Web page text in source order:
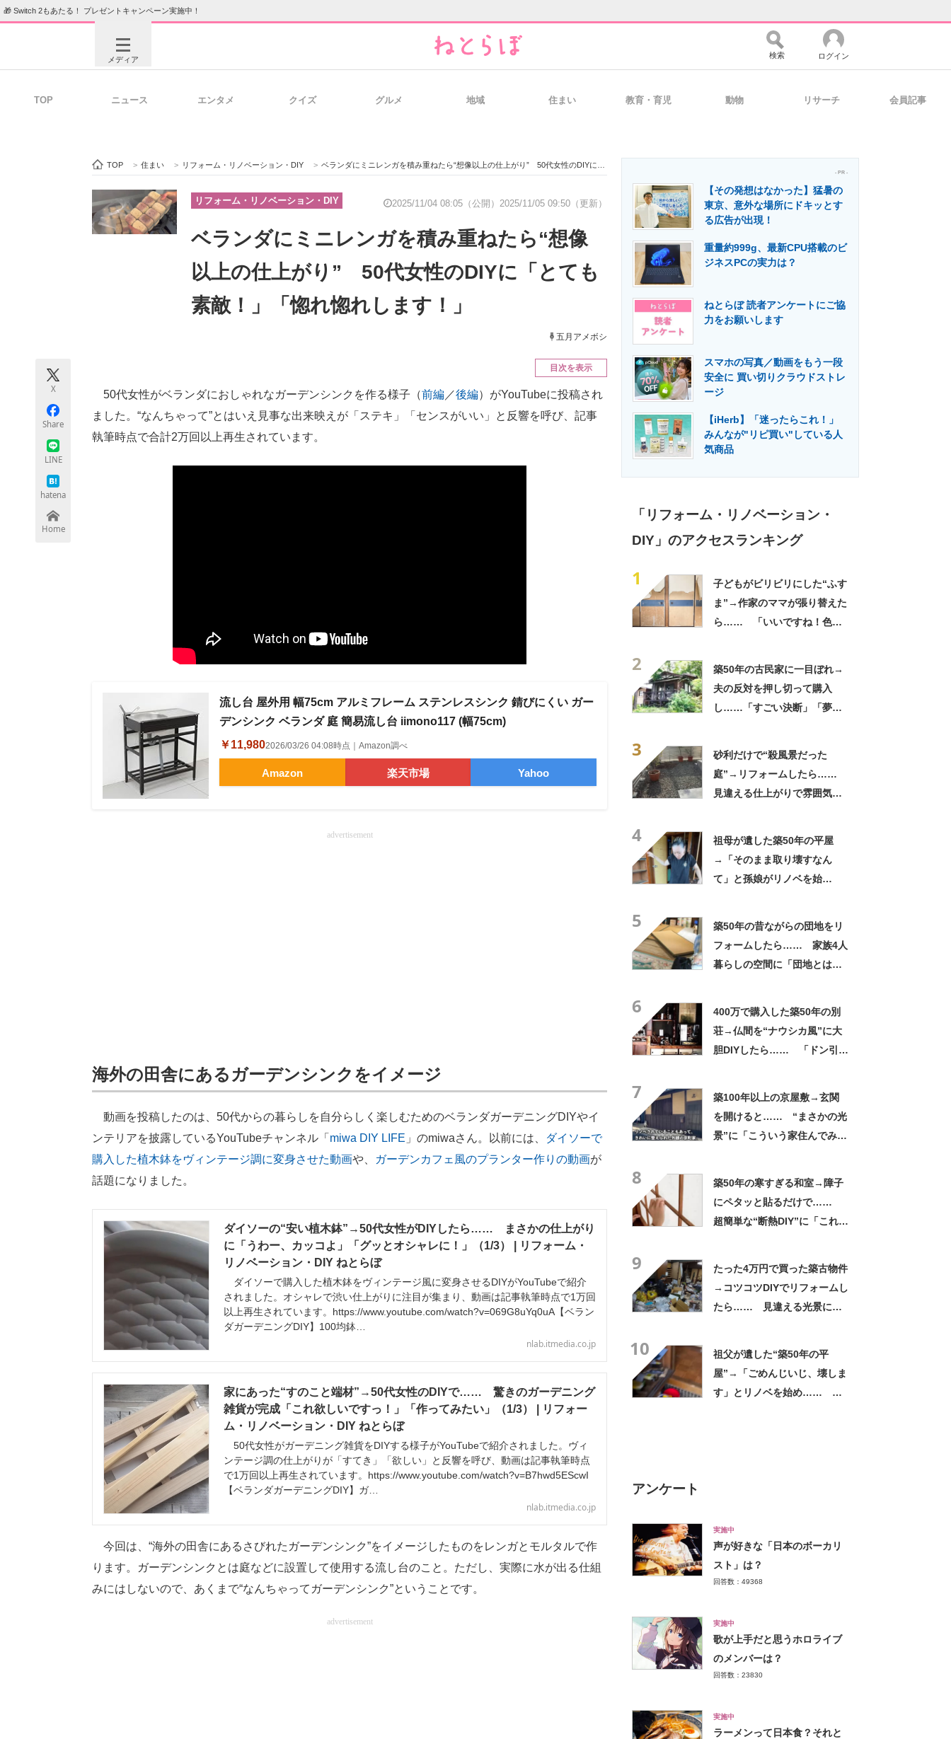
🎁 Switch 2もあたる！ プレゼントキャンペーン実施中！
メディア
ビジネスと働き方のヒント AI活用のいまが分かる 経営リーダーのコミュニティ マーケ×ITの今がよく分かる
ITエンジニア向け専門サイト 企業向けIT製品の総合サイト 製造業のIT導入・活用を支援
エネルギーの専門メディア 建設×テクノロジーの最前線
ちょっと気になるネットの話題
検索 ログイン
TOP ニュース エンタメ クイズ グルメ 地域 住まい 教育・育児 動物 リサーチ 会員記事
TOP > 住まい > リフォーム・リノベーション・DIY > ベランダにミニレンガを積み重ねたら“想像以上の仕上がり” 50代女性のDIYに「とても素敵！」「惚れ惚れします！」
リフォーム・リノベーション・DIY 2025/11/04 08:05（公開） 2025/11/05 09:50（更新）
ベランダにミニレンガを積み重ねたら“想像
以上の仕上がり” 50代女性のDIYに「とても
素敵！」「惚れ惚れします！」
五月アメボシ
X
Share
LINE
hatena
Home
目次を表示
50代女性がベランダにおしゃれなガーデンシンクを作る様子（前編 ／後編）がYouTubeに投稿され
ました。“なんちゃって”とはいえ見事な出来映えが「ステキ」「センスがいい」と反響を呼び、記事
執筆時点で合計2万回以上再生されています。
流し台 屋外用 幅75cm アルミフレーム ステンレスシンク 錆びにくい ガー
デンシンク ベランダ 庭 簡易流し台 iimono117 (幅75cm)
￥11,9802026/03/26 04:08時点｜Amazon調べ
Amazon 楽天市場 Yahoo
advertisement
海外の田舎にあるガーデンシンクをイメージ
動画を投稿したのは、50代からの暮らしを自分らしく楽しむためのベランダガーデニングDIYやイ
ンテリアを披露しているYouTubeチャンネル「 miwa DIY LIFE 」のmiwaさん。以前には、
ダイソーで
購入した植木鉢をヴィンテージ調に変身させた動画や、 ガーデンカフェ風のプランター作りの動画が
話題になりました。
ダイソーの“安い植木鉢”→50代女性がDIYしたら…… まさかの仕上がり
に「うわー、カッコよ」「グッとオシャレに！」（1/3） | リフォーム・
リノベーション・DIY ねとらぼ
ダイソーで購入した植木鉢をヴィンテージ風に変身させるDIYがYouTubeで紹介
されました。オシャレで渋い仕上がりに注目が集まり、動画は記事執筆時点で1万回
以上再生されています。https://www.youtube.com/watch?v=069G8uYq0uA【ベラン
ダガーデニングDIY】100均鉢…
nlab.itmedia.co.jp
家にあった“すのこと端材”→50代女性のDIYで…… 驚きのガーデニング
雑貨が完成「これ欲しいですっ！」「作ってみたい」（1/3） | リフォー
ム・リノベーション・DIY ねとらぼ
50代女性がガーデニング雑貨をDIYする様子がYouTubeで紹介されました。ヴィ
ンテージ調の仕上がりが「すてき」「欲しい」と反響を呼び、動画は記事執筆時点
で1万回以上再生されています。https://www.youtube.com/watch?v=B7hwd5EScwI
【ベランダガーデニングDIY】ガ…
nlab.itmedia.co.jp
今回は、“海外の田舎にあるさびれたガーデンシンク”をイメージしたものをレンガとモルタルで作
ります。ガーデンシンクとは庭などに設置して使用する流し台のこと。ただし、実際に水が出る仕組
みにはしないので、あくまで“なんちゃってガーデンシンク”ということです。
advertisement
- PR -
【その発想はなかった】猛暑の
東京、意外な場所にドキッとす
る広告が出現！
重量約999g、最新CPU搭載のビ
ジネスPCの実力は？
ねとらぼ 読者アンケートにご協
力をお願いします
スマホの写真／動画をもう一段
安全に 買い切りクラウドストレ
ージ
【iHerb】「迷ったらこれ！」
みんなが"リピ買い"している人
気商品
「リフォーム・リノベーション・
DIY」のアクセスランキング
1
子どもがビリビリにした“ふす
ま”→作家のママが張り替えた
ら…… 「いいですね！色
2
築50年の古民家に一目ぼれ→
夫の反対を押し切って購入
し……「すごい決断」「夢が
3
砂利だけで“殺風景だった
庭”→リフォームしたら……
見違える仕上がりで雰囲気ガ
4
祖母が遺した築50年の平屋
→「そのまま取り壊すなん
て」と孫娘がリノベを始
5
築50年の昔ながらの団地をリ
フォームしたら…… 家族4人
暮らしの空間に「団地とは思
6
400万で購入した築50年の別
荘→仏間を“ナウシカ風”に大
胆DIYしたら…… 「ドン引き
7
築100年以上の京屋敷→玄関
を開けると…… “まさかの光
景”に「こういう家住んでみた
8
築50年の寒すぎる和室→障子
にペタッと貼るだけで……
超簡単な“断熱DIY”に「これは
9
たった4万円で買った築古物件
→コツコツDIYでリフォームし
たら…… 見違える光景に
10
祖父が遺した“築50年の平
屋”→「ごめんじいじ、壊しま
す」とリノベを始め……
アンケート
実施中
声が好きな「日本のボーカリ
スト」は？
回答数：49368
実施中
歌が上手だと思うホロライブ
のメンバーは？
回答数：23830
実施中
ラーメンって日本食？それと